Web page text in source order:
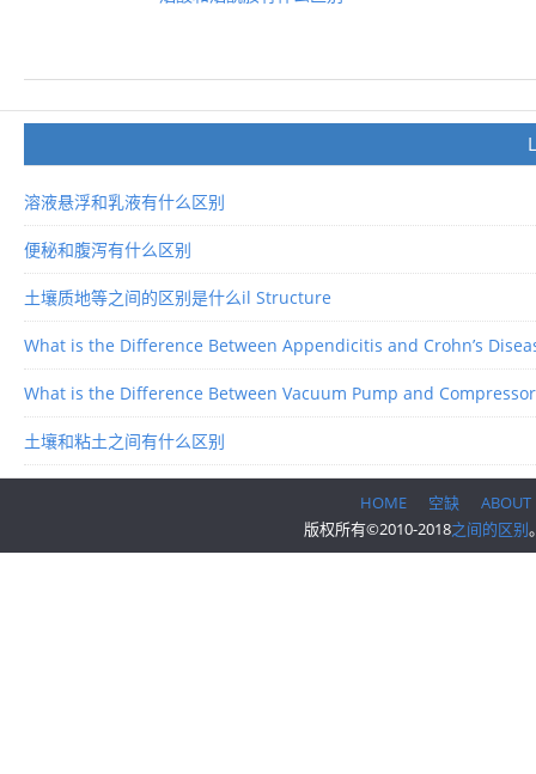
溶液悬浮和乳液有什么区别
便秘和腹泻有什么区别
土壤质地等之间的区别是什么il Structure
What is the Difference Between Appendicitis and Crohn’s
What is the Difference Between Vacuum Pump and Compressor
土壤和粘土之间有什么区别
HOME 空缺
ABOUT
版权所有©2010-2018之间的区别